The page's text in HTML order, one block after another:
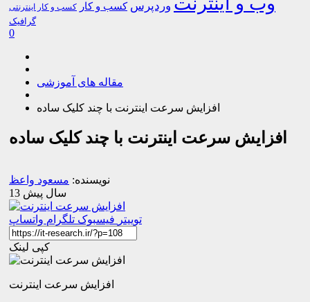
وردپرس کسب و کار کسب و کار اینترنتی
گرافیک
0
مقاله های آموزشی
افزایش سرعت اینترنت با چند کلیک ساده
افزایش سرعت اینترنت با چند کلیک ساده
نویسنده: مسعود واعظ
13 سال پیش
توییتر فیسبوک تلگرام واتساپ
کپی لینک
افزایش سرعت اینترنت